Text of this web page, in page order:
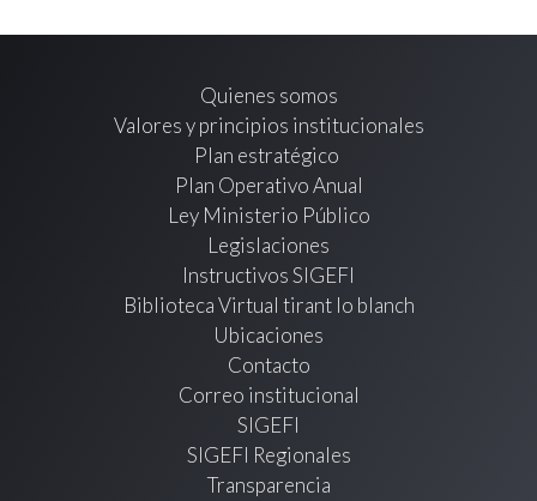
Quienes somos
Valores y principios institucionales
Plan estratégico
Plan Operativo Anual
Ley Ministerio Público
Legislaciones
Instructivos SIGEFI
Biblioteca Virtual tirant lo blanch
Ubicaciones
Contacto
Correo institucional
SIGEFI
SIGEFI Regionales
Transparencia